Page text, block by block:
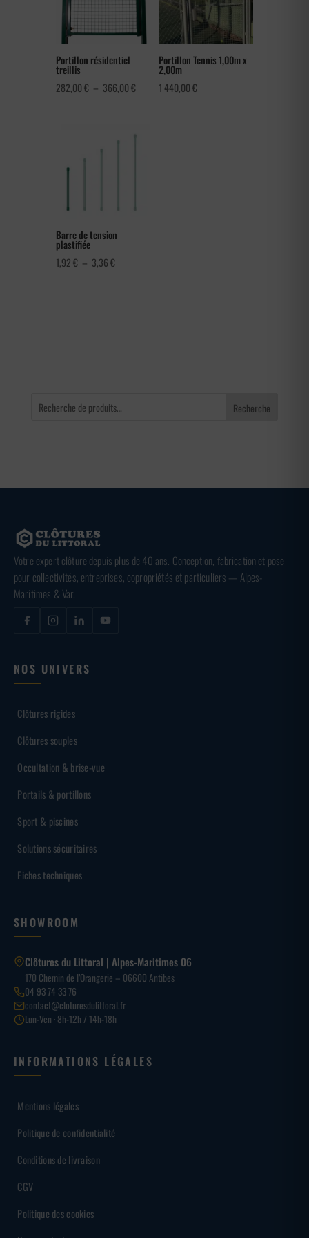
Portillon résidentiel
treillis
282,00€ – 366,00€Plage
282,00 €
Portillon Tennis 1,00m x
2,00m
1 440,00€
Barre de tension
plastifiée
1,92€ – 3,36€Plage
Recherche
Votre expert clôture depuis plus de 40 ans. Conception, fabrication et pose
pour collectivités, entreprises, copropriétés et particuliers — Alpes-
Maritimes & Var.
NOS UNIVERS
Clôtures rigides
Clôtures souples
Occultation & brise-vue
Portails & portillons
Sport & piscines
Solutions sécuritaires
Fiches techniques
SHOWROOM
Clôtures du Littoral | Alpes-Maritimes 06
170 Chemin de l’Orangerie – 06600 Antibes
04 93 74 33 76
contact@cloturesdulittoral.fr
Lun-Ven · 8h-12h / 14h-18h
INFORMATIONS LÉGALES
Mentions légales
Politique de confidentialité
Conditions de livraison
CGV
Politique des cookies